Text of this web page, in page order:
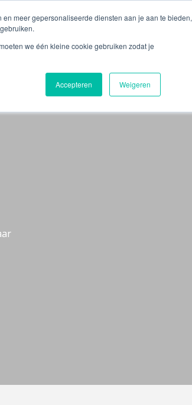
meer gepersonaliseerde diensten aan je aan te bieden,
we één kleine cookie gebruiken zodat je
Accepteren Weigeren
Nieuws Help mee!